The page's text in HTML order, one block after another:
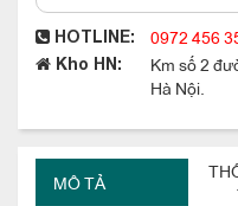
HOTLINE: 0972 456
Kho HN:
Km số 2
Hà Nội.
MÔ TẢ